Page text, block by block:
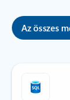
Az összes